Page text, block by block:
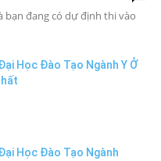
bạn đang có dự định thi vào
Học Đào Tạo Ngành Y Ở
Học Đào Tạo Ngành